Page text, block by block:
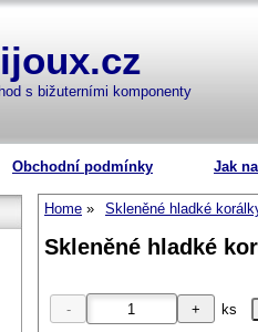
s bižuterními komponenty
Obchodní podmínky Jak
Home Skleněné hladké
Skleněné hladké
ks